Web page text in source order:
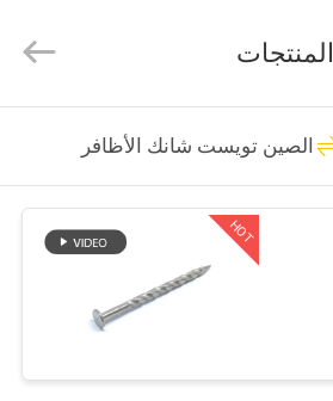
من الستانلس
المنتجات
الصين تويست شانك الأظافر
HOT